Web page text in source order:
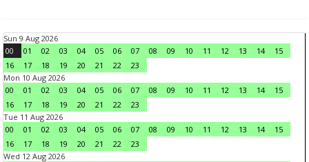
Sun 9 Aug 2026
00
01 02 03 04 05 06 07 08 09 10 11 12 13 14
15
16
17 18 19 20 21 22
23
Mon 10 Aug 2026
00
01 02 03 04 05 06 07 08 09 10 11 12 13 14
15
16
17 18 19 20 21 22
23
Tue 11 Aug 2026
00
01 02 03 04 05 06 07 08 09 10 11 12 13 14
15
16
17 18 19 20 21 22
23
Wed 12 Aug 2026